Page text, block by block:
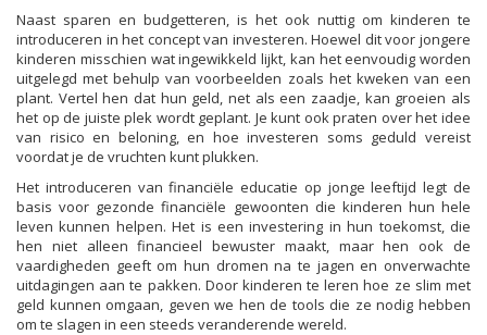
Naast sparen en budgetteren, is het ook nuttig om kinderen te
introduceren in het concept van investeren. Hoewel dit voor jongere
kinderen misschien wat ingewikkeld lijkt, kan het eenvoudig worden
uitgelegd met behulp van voorbeelden zoals het kweken van een
plant. Vertel hen dat hun geld, net als een zaadje, kan groeien als
het op de juiste plek wordt geplant. Je kunt ook praten over het idee
van risico en beloning, en hoe investeren soms geduld vereist
voordat je de vruchten kunt plukken.
Het introduceren van financiële educatie op jonge leeftijd legt de
basis voor gezonde financiële gewoonten die kinderen hun hele
leven kunnen helpen. Het is een investering in hun toekomst, die
hen niet alleen financieel bewuster maakt, maar hen ook de
vaardigheden geeft om hun dromen na te jagen en onverwachte
uitdagingen aan te pakken. Door kinderen te leren hoe ze slim met
geld kunnen omgaan, geven we hen de tools die ze nodig hebben
om te slagen in een steeds veranderende wereld.